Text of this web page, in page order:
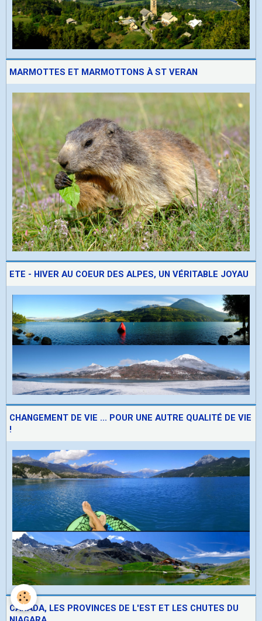
MARMOTTES ET MARMOTTONS À ST VERAN
ETE - HIVER AU COEUR DES ALPES, UN VÉRITABLE JOYAU
CHANGEMENT DE VIE ... POUR UNE AUTRE QUALITÉ DE VIE
!
CANADA, LES PROVINCES DE L'EST ET LES CHUTES DU